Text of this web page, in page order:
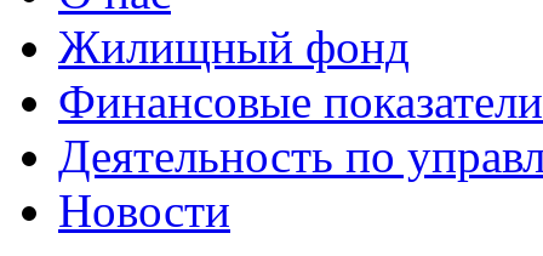
Жилищный фонд
Финансовые показатели
Деятельность по
Новости